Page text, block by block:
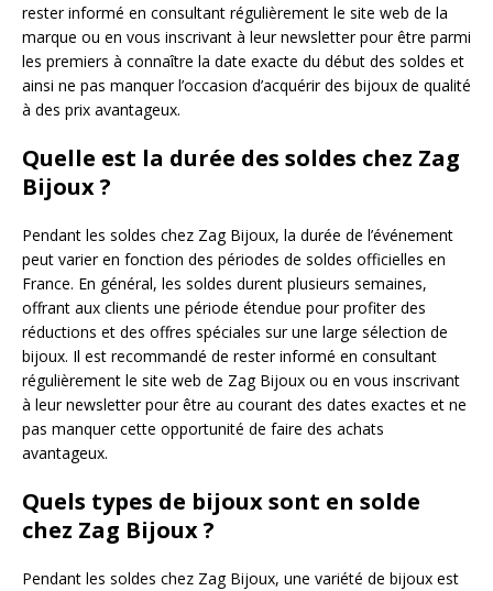
rester informé en consultant régulièrement le site web de la
marque ou en vous inscrivant à leur newsletter pour être parmi
les premiers à connaître la date exacte du début des soldes et
ainsi ne pas manquer l’occasion d’acquérir des bijoux de qualité
à des prix avantageux.
Quelle est la durée des soldes chez Zag
Bijoux ?
Pendant les soldes chez Zag Bijoux, la durée de l’événement
peut varier en fonction des périodes de soldes officielles en
France. En général, les soldes durent plusieurs semaines,
offrant aux clients une période étendue pour profiter des
réductions et des offres spéciales sur une large sélection de
bijoux. Il est recommandé de rester informé en consultant
régulièrement le site web de Zag Bijoux ou en vous inscrivant
à leur newsletter pour être au courant des dates exactes et ne
pas manquer cette opportunité de faire des achats
avantageux.
Quels types de bijoux sont en solde
chez Zag Bijoux ?
Pendant les soldes chez Zag Bijoux, une variété de bijoux est